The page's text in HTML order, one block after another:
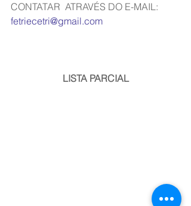
CONTATAR  ATRAVÉS DO E-MAIL:
fetriecetri@gmail.com
LISTA PARCIAL